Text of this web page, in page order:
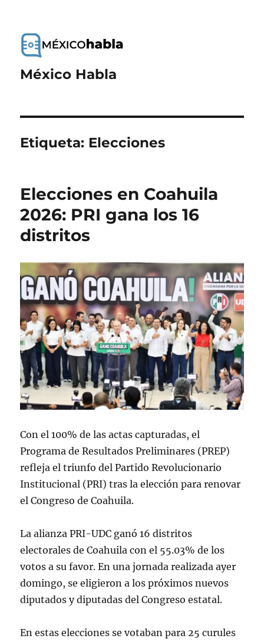
México Habla
Etiqueta: Elecciones
Elecciones en Coahuila
2026: PRI gana los 16
distritos
Con el 100% de las actas capturadas, el
Programa de Resultados Preliminares (PREP)
refleja el triunfo del Partido Revolucionario
Institucional (PRI) tras la elección para renovar
el Congreso de Coahuila.
La alianza PRI-UDC ganó 16 distritos
electorales de Coahuila con el 55.03% de los
votos a su favor. En una jornada realizada ayer
domingo, se eligieron a los próximos nuevos
diputados y diputadas del Congreso estatal.
En estas elecciones se votaban para 25 curules